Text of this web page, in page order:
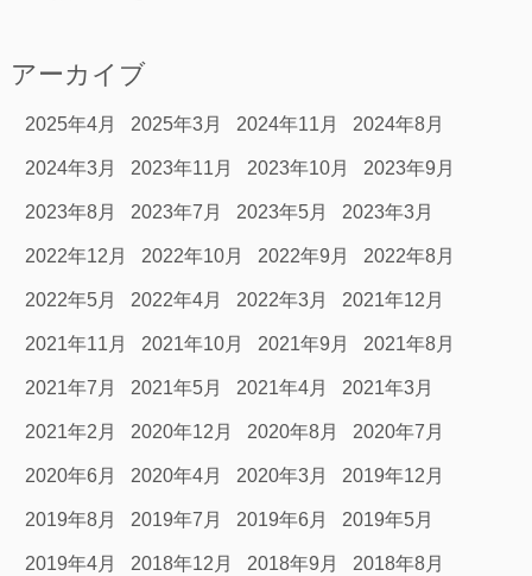
アーカイブ
2025年4月 2025年3月 2024年11月 2024年8月
2024年3月 2023年11月 2023年10月 2023年9月
2023年8月 2023年7月 2023年5月 2023年3月
2022年12月 2022年10月 2022年9月 2022年8月
2022年5月 2022年4月 2022年3月 2021年12月
2021年11月 2021年10月 2021年9月 2021年8月
2021年7月 2021年5月 2021年4月 2021年3月
2021年2月 2020年12月 2020年8月 2020年7月
2020年6月 2020年4月 2020年3月 2019年12月
2019年8月 2019年7月 2019年6月 2019年5月
2019年4月 2018年12月 2018年9月 2018年8月